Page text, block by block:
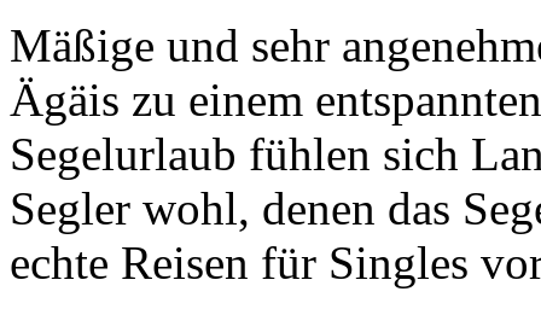
Mäßige und sehr
Ägäis zu einem
Segelurlaub fühlen sich
Segler wohl, denen das
echte Reisen für Singles